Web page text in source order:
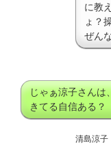
に教
ょ？
ぜん
じゃぁ涼子さんは
きてる自信ある？
清島涼子